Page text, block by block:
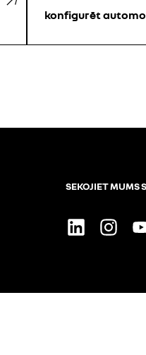
konfigurēt
SEKOJIET MUMS